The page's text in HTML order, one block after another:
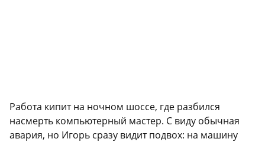
Работа кипит на ночном шоссе, где разбился
насмерть компьютерный мастер. С виду обычная
авария, но Игорь сразу видит подвох: на машину